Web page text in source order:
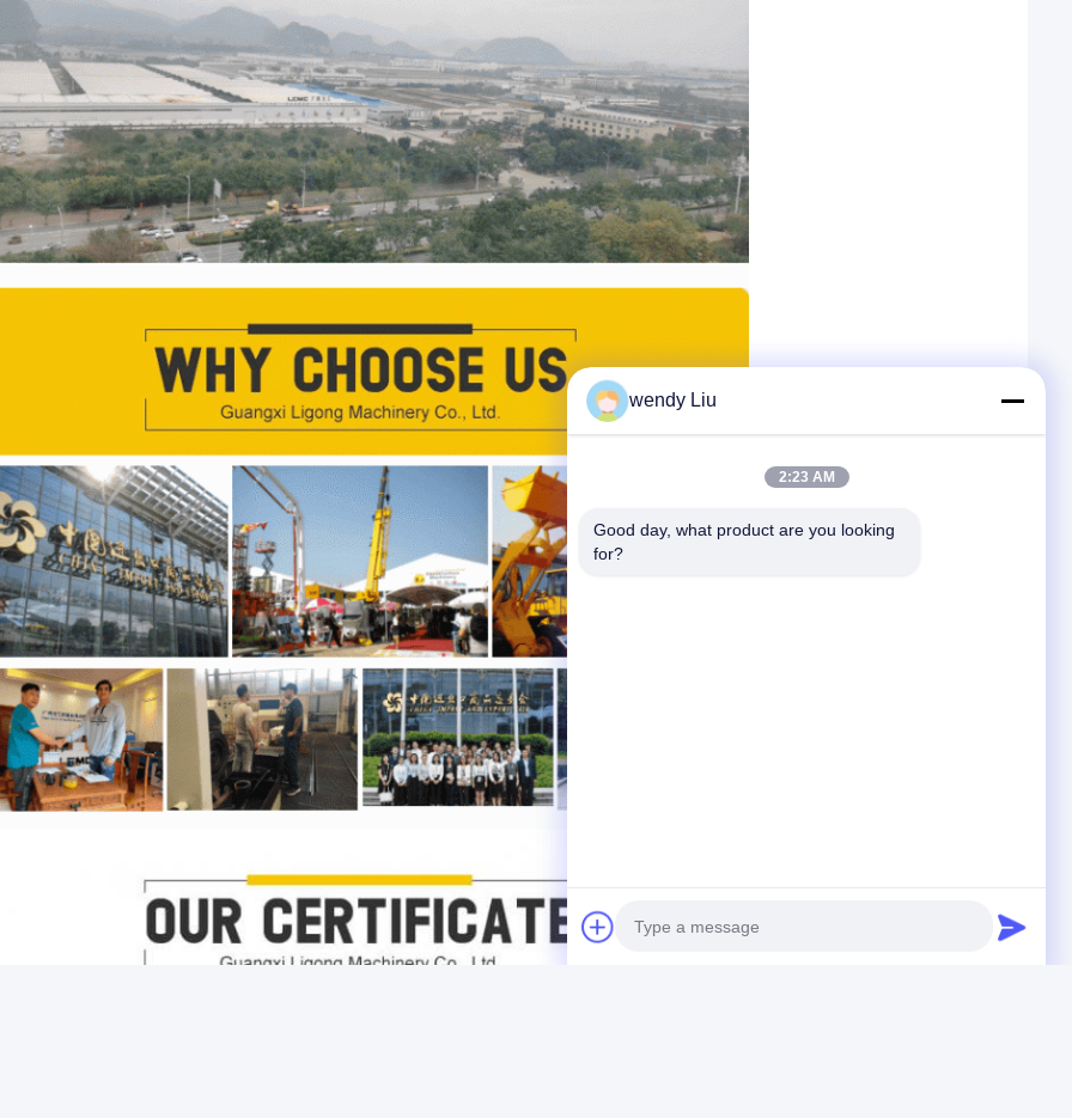
wendy Liu
2:23 AM
Good day, what product are you looking
for?